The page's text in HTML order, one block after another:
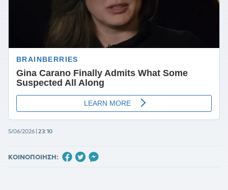
5/06/2026 23:10
ΚΟΙΝΟΠΟΙΗΣΗ: